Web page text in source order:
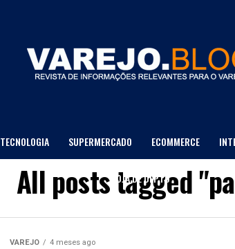
TECNOLOGIA SUPERMERCADO ECOMMERCE
LOJA DE DEPTO
All posts tagged
VAREJO 4 meses ago